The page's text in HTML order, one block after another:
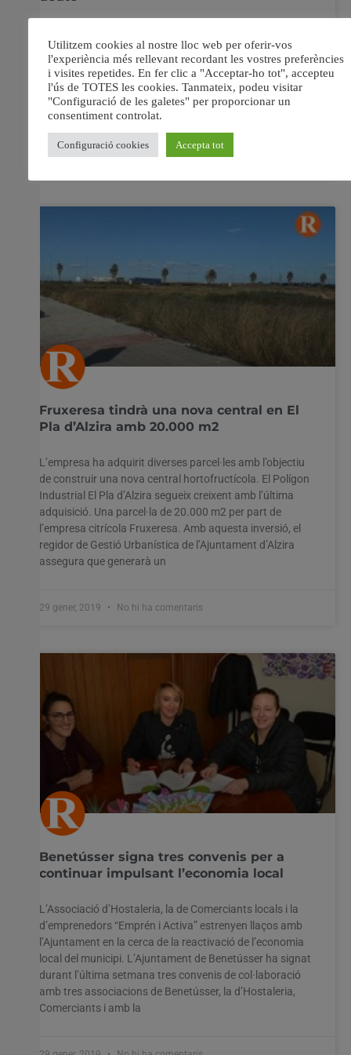
municipal. Aldaia ha reduït en 2 milions d’euros el deute
bancari. Segons les dades oficials facilitades per la
Intervenció municipal, el deute bancari de l’Ajuntament
d’aquest municipi en finalitzar 2018 s’ha situat en els
7.265.000 euros, la qual cosa suposa una rebaixa
29 gener, 2019 No hi ha comentaris
Fruxeresa tindrà una nova central en El
Pla d’Alzira amb 20.000 m2
L’empresa ha adquirit diverses parcel·les amb l’objectiu
de construir una nova central hortofructícola. El Polígon
Industrial El Pla d’Alzira segueix creixent amb l’última
adquisició. Una parcel·la de 20.000 m2 per part de
l’empresa citrícola Fruxeresa. Amb aquesta inversió, el
regidor de Gestió Urbanística de l’Ajuntament d’Alzira
assegura que generarà un
29 gener, 2019 No hi ha comentaris
Benetússer signa tres convenis per a
continuar impulsant l’economia local
L’Associació d’Hostaleria, la de Comerciants locals i la
d’emprenedors “Emprén i Activa” estrenyen llaços amb
l’Ajuntament en la cerca de la reactivació de l’economia
local del municipi. L’Ajuntament de Benetússer ha signat
durant l’última setmana tres convenis de col·laboració
amb tres associacions de Benetússer, la d’Hostaleria,
Comerciants i amb la